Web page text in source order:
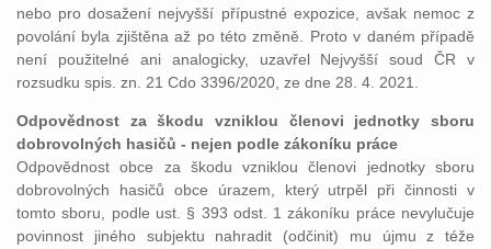
nebo pro dosažení nejvyšší přípustné expozice, avšak nemoc z
povolání byla zjištěna až po této změně. Proto v daném případě
není použitelné ani analogicky, uzavřel Nejvyšší soud ČR v
rozsudku spis. zn. 21 Cdo 3396/2020, ze dne 28. 4. 2021.
Odpovědnost za škodu vzniklou členovi jednotky sboru
dobrovolných hasičů - nejen podle zákoníku práce
Odpovědnost obce za škodu vzniklou členovi jednotky sboru
dobrovolných hasičů obce úrazem, který utrpěl při činnosti v
tomto sboru, podle ust. § 393 odst. 1 zákoníku práce nevylučuje
povinnost jiného subjektu nahradit (odčinit) mu újmu z téže